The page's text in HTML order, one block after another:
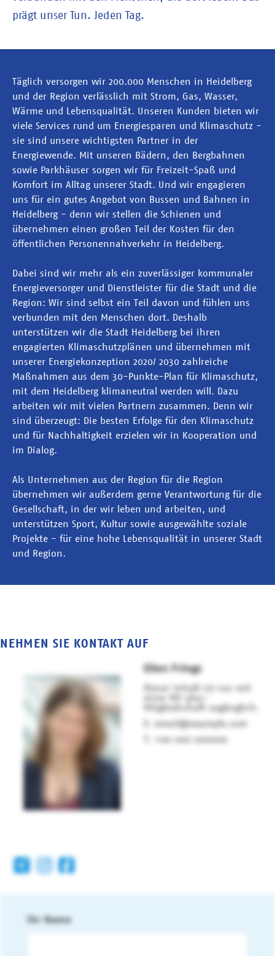
prägt unser Tun. Jeden Tag.
Täglich versorgen wir 200.000 Menschen in Heidelberg
und der Region verlässlich mit Strom, Gas, Wasser,
Wärme und Lebensqualität. Unseren Kunden bieten wir
viele Services rund um Energiesparen und Klimaschutz -
sie sind unsere wichtigsten Partner in der
Energiewende. Mit unseren Bädern, den Bergbahnen
sowie Parkhäuser sorgen wir für Freizeit-Spaß und
Komfort im Alltag unserer Stadt. Und wir engagieren
uns für ein gutes Angebot von Bussen und Bahnen in
Heidelberg - denn wir stellen die Schienen und
übernehmen einen großen Teil der Kosten für den
öffentlichen Personennahverkehr in Heidelberg.
Dabei sind wir mehr als ein zuverlässiger kommunaler
Energieversorger und Dienstleister für die Stadt und die
Region: Wir sind selbst ein Teil davon und fühlen uns
verbunden mit den Menschen dort. Deshalb
unterstützen wir die Stadt Heidelberg bei ihren
engagierten Klimaschutzplänen und übernehmen mit
unserer Energiekonzeption 2020/ 2030 zahlreiche
Maßnahmen aus dem 30-Punkte-Plan für Klimaschutz,
mit dem Heidelberg klimaneutral werden will. Dazu
arbeiten wir mit vielen Partnern zusammen. Denn wir
sind überzeugt: Die besten Erfolge für den Klimaschutz
und für Nachhaltigkeit erzielen wir in Kooperation und
im Dialog.
Als Unternehmen aus der Region für die Region
übernehmen wir außerdem gerne Verantwortung für die
Gesellschaft, in der wir leben und arbeiten, und
unterstützen Sport, Kultur sowie ausgewählte soziale
Projekte - für eine hohe Lebensqualität in unserer Stadt
und Region.
NEHMEN SIE KONTAKT AUF
Ellen Frings
Dieser Inhalt ist nur mit
einer KD-plus-
Mitgliedschaft zugänglich.
email@example.com
+00 000 000000
Ihr Name